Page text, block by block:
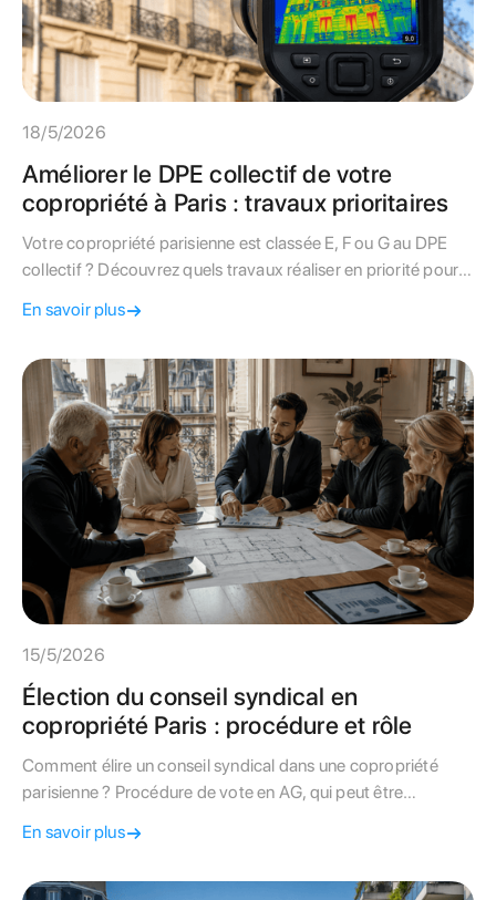
18/5/2026
Améliorer le DPE collectif de votre
copropriété à Paris : travaux prioritaires
Votre copropriété parisienne est classée E, F ou G au DPE
collectif ? Découvrez quels travaux réaliser en priorité pour
En savoir plus
15/5/2026
Élection du conseil syndical en
copropriété Paris : procédure et rôle
Comment élire un conseil syndical dans une copropriété
parisienne ? Procédure de vote en AG, qui peut être
En savoir plus